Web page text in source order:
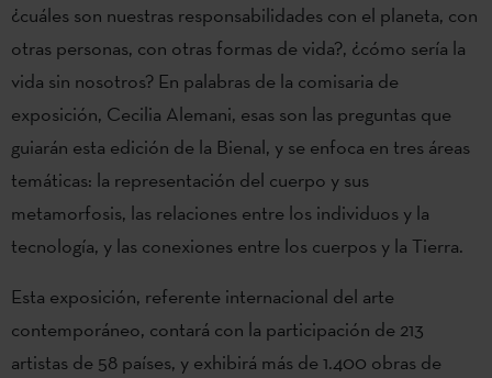
¿cuáles son nuestras responsabilidades con el planeta, con
otras personas, con otras formas de vida?, ¿cómo sería la
vida sin nosotros? En palabras de la comisaria de
exposición, Cecilia Alemani, esas son las preguntas que
guiarán esta edición de la Bienal, y se enfoca en tres áreas
temáticas: la representación del cuerpo y sus
metamorfosis, las relaciones entre los individuos y la
tecnología, y las conexiones entre los cuerpos y la Tierra.
Esta exposición, referente internacional del arte
contemporáneo, contará con la participación de 213
artistas de 58 países, y exhibirá más de 1.400 obras de